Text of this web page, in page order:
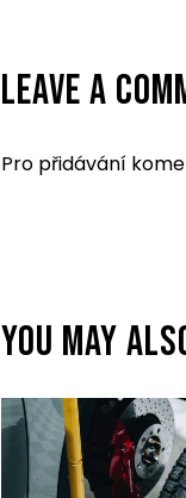
LEAVE A
Pro přidávání
YOU MAY